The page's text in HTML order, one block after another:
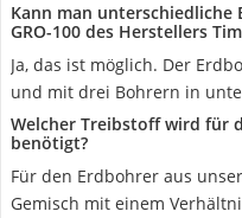
Kann man
GRO-100 des Herstellers
Ja, das ist möglich. Der
und mit drei Bohrern in
Welcher Treibstoff wird für
benötigt?
Für den Erdbohrer aus
Gemisch mit einem